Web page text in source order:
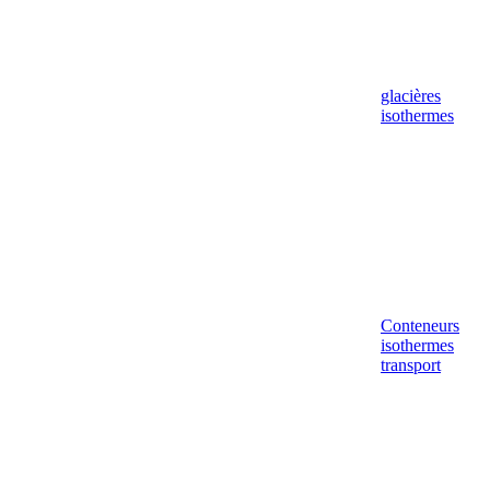
glacières
isothermes
Conteneurs
isothermes
transport